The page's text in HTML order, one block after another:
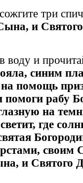
три
и
воду и
синим
помощь
рабу
на
где
своим
и Святого